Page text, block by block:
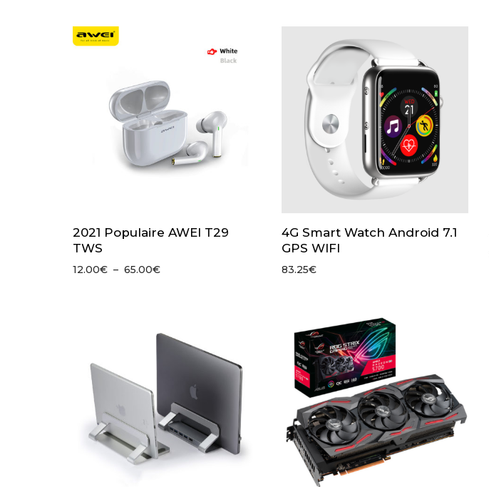
2021 Populaire AWEI T29
TWS
12.00€ – 65.00€Plage
à
65.00€
4G Smart Watch Android 7.1
GPS WIFI
83.25€